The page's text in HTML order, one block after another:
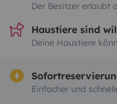
Der Besitzer erlaubt
Haustiere sind
Deine Haustiere
Einfacher und